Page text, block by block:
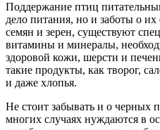
Поддержание птиц
дело питания, но и заботы о
семян и зерен, существуют
витамины и минералы,
здоровой кожи, шерсти и
такие продукты, как творог,
и даже хлопья.
Не стоит забывать и о черных
многих случаях нуждаются в